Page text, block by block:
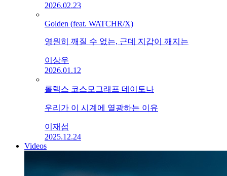
2026.02.23
Golden (feat. WATCHR/X)
영원히 깨질 수 없는, 근데 지갑이 깨지는
이상우
2026.01.12
롤렉스 코스모그래프 데이토나
우리가 이 시계에 열광하는 이유
이재섭
2025.12.24
Videos